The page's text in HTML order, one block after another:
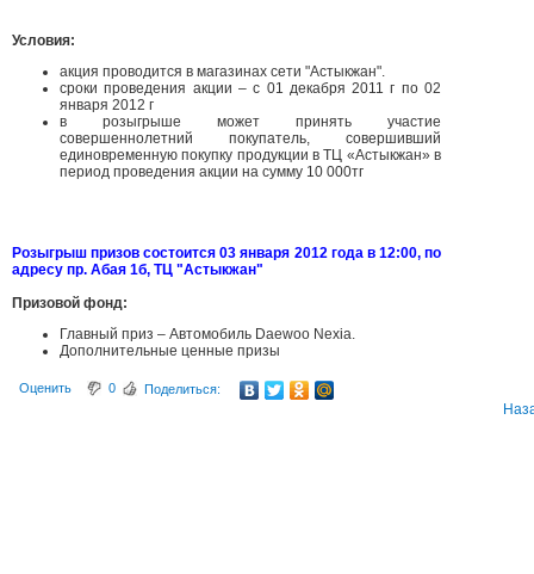
Условия:
акция проводится в магазинах сети "Астыкжан".
сроки проведения акции – с 01 декабря 2011 г по 02
января 2012 г
в розыгрыше может принять участие
совершеннолетний покупатель, совершивший
единовременную покупку продукции в ТЦ «Астыкжан» в
период проведения акции на сумму 10 000тг
Розыгрыш призов состоится 03 января 2012 года в 12:00, по
адресу пр. Абая 1б, ТЦ "Астыкжан"
Призовой фонд:
Главный приз – Автомобиль Daewoo Nexia.
Дополнительные ценные призы
Оценить 0 Поделиться: